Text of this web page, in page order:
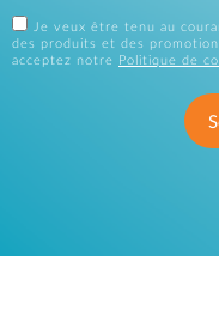
Je veux être tenu au
des produits et des
acceptez notre
Politique de